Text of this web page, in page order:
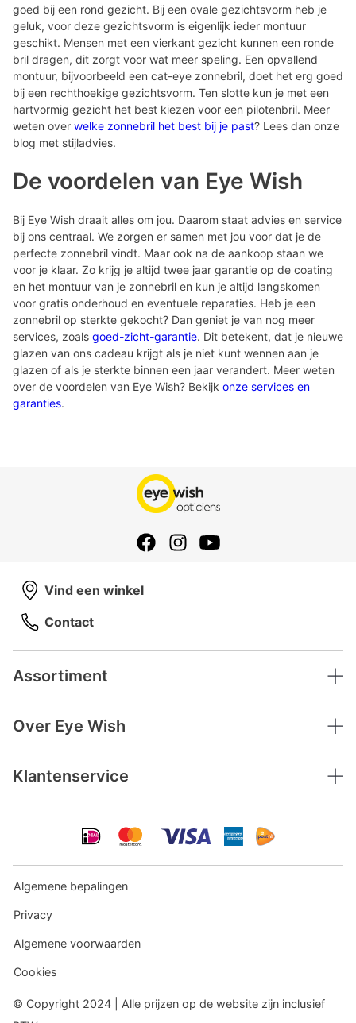
goed bij een rond gezicht. Bij een ovale gezichtsvorm heb je
geluk, voor deze gezichtsvorm is eigenlijk ieder montuur
geschikt. Mensen met een vierkant gezicht kunnen een ronde
bril dragen, dit zorgt voor wat meer speling. Een opvallend
montuur, bijvoorbeeld een cat-eye zonnebril, doet het erg goed
bij een rechthoekige gezichtsvorm. Ten slotte kun je met een
hartvormig gezicht het best kiezen voor een pilotenbril. Meer
weten over welke zonnebril het best bij je past? Lees dan onze
blog met stijladvies.
De voordelen van Eye Wish
Bij Eye Wish draait alles om jou. Daarom staat advies en service
bij ons centraal. We zorgen er samen met jou voor dat je de
perfecte zonnebril vindt. Maar ook na de aankoop staan we
voor je klaar. Zo krijg je altijd twee jaar garantie op de coating
en het montuur van je zonnebril en kun je altijd langskomen
voor gratis onderhoud en eventuele reparaties. Heb je een
zonnebril op sterkte gekocht? Dan geniet je van nog meer
services, zoals goed-zicht-garantie. Dit betekent, dat je nieuwe
glazen van ons cadeau krijgt als je niet kunt wennen aan je
glazen of als je sterkte binnen een jaar verandert. Meer weten
over de voordelen van Eye Wish? Bekijk onze services en
garanties.
Assortiment
Over Eye Wish
Klantenservice
Vind een winkel
Contact
© Copyright 2024 | Alle prijzen op de website zijn inclusief
Algemene bepalingen
Privacy
Algemene voorwaarden
Cookies